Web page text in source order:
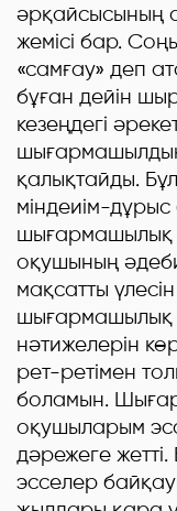
әрқайсысының
жемісі бар.
«самғау» деп
бұған дейін
кезеңдегі
қалықтайды.
міндеиім-дұрыс
шығармашылық
оқушының
мақсатты
шығармашылық
нәтижелерін
рет-ретімен
боламын.
оқушыларым
дәрежеге
эсселер